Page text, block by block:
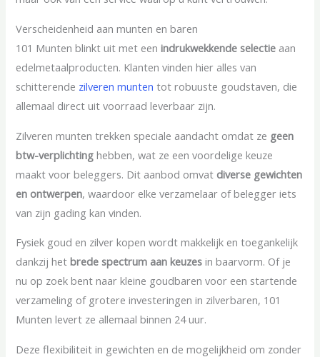
Verscheidenheid aan munten en baren
101 Munten blinkt uit met eenindrukwekkende selectie aan
edelmetaalproducten. Klanten vinden hier alles van
schitterende zilveren munten tot robuuste goudstaven, die
allemaal direct uit voorraad leverbaar zijn.
Zilveren munten trekken speciale aandacht omdat ze geen
btw-verplichting hebben, wat ze een voordelige keuze
maakt voor beleggers. Dit aanbod omvat diverse gewichten
en ontwerpen, waardoor elke verzamelaar of belegger iets
van zijn gading kan vinden.
Fysiek goud en zilver kopen wordt makkelijk en toegankelijk
dankzij hetbrede spectrum aan keuzes in baarvorm. Of je
nu op zoek bent naar kleine goudbaren voor een startende
verzameling of grotere investeringen in zilverbaren, 101
Munten levert ze allemaal binnen 24 uur.
Deze flexibiliteit in gewichten en de mogelijkheid om zonder